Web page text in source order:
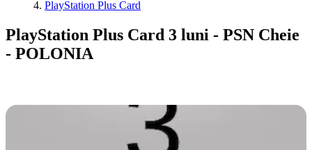
PlayStation Plus Card
PlayStation Plus Card 3 luni - PSN Cheie
- POLONIA